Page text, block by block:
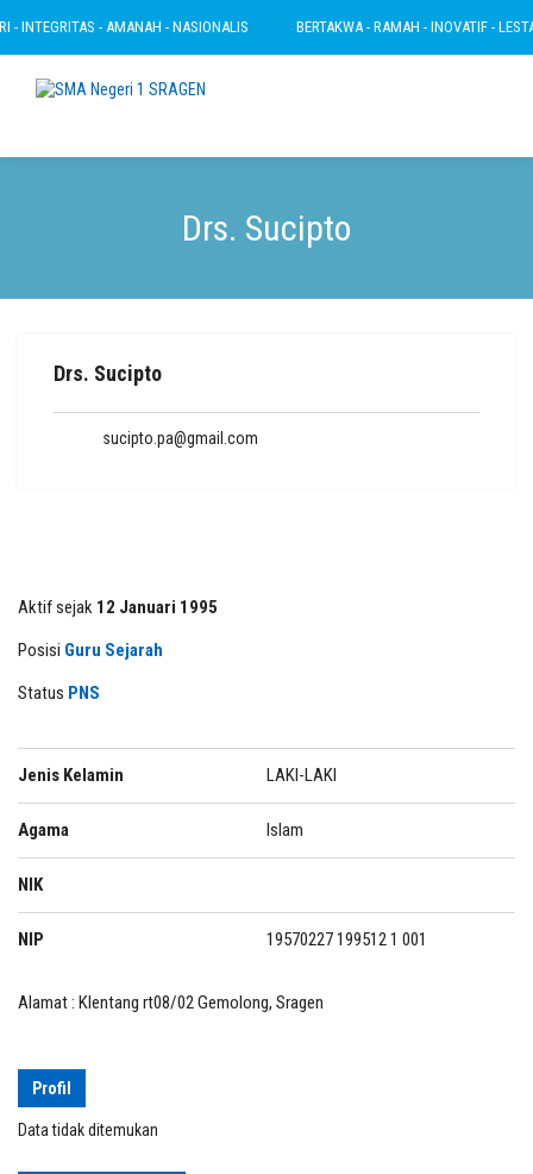
INTEGRITAS - AMANAH - NASIONALIS BERTAKWA - RAMAH - INOVATIF -
Drs. Sucipto
Drs. Sucipto
sucipto.pa@gmail.com
Aktif sejak 12 Januari 1995
Posisi Guru Sejarah
Status PNS
Jenis Kelamin LAKI-LAKI
Agama Islam
NIK
NIP 19570227 199512 1 001
Alamat : Klentang rt08/02 Gemolong, Sragen
Profil
Data tidak ditemukan